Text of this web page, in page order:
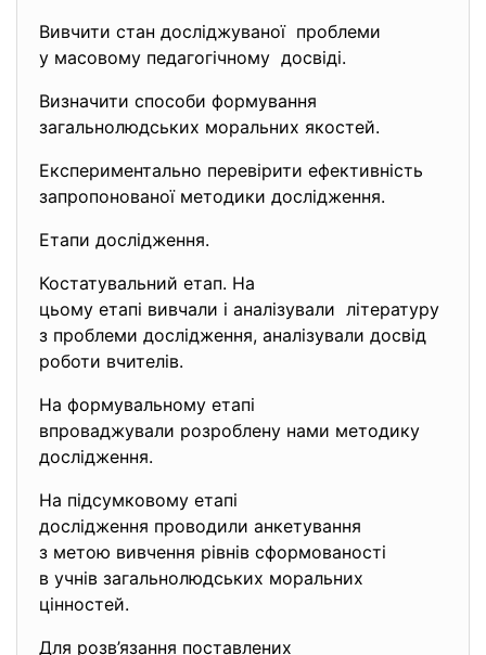
Вивчити стан досліджуваної проблеми
у масовому педагогічному досвіді.
Визначити способи формування
загальнолюдських моральних якостей.
Експериментально перевірити ефективність
запропонованої методики дослідження.
Етапи дослідження.
Костатувальний етап. На
цьому етапі вивчали і аналізували літературу
з проблеми дослідження, аналізували досвід
роботи вчителів.
На формувальному етапі
впроваджували розроблену нами методику
дослідження.
На підсумковому етапі
дослідження проводили анкетування
з метою вивчення рівнів сформованості
в учнів загальнолюдських моральних
цінностей.
Для розв’язання поставлених